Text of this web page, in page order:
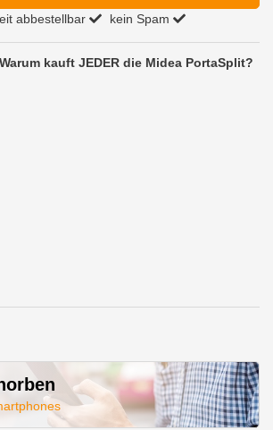
abbestellbar kein Spam
kauft JEDER die Midea PortaSplit?